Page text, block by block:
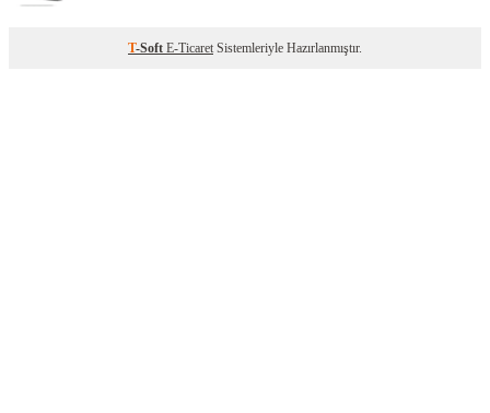
T-Soft E-Ticaret Sistemleriyle Hazırlanmıştır.